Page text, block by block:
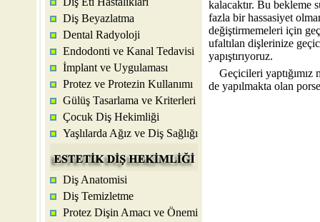
Diş Beyazlatma
Dental Radyoloji
Endodonti ve Kanal Tedavisi
İmplant ve Uygulaması
Protez ve Protezin Kullanımı
Gülüş Tasarlama ve Kriterleri
Çocuk Diş Hekimliği
Yaşlılarda Ağız ve Diş Sağlığı
Diş Anatomisi
Diş Temizletme
Protez Dişin Amacı ve Önemi
kalacaktır. Bu bekleme
fazla bir hassasiyet
değiştirmemeleri için
ufaltılan dişlerinize
yapıştırıyoruz.
Geçicileri
de yapılmakta olan